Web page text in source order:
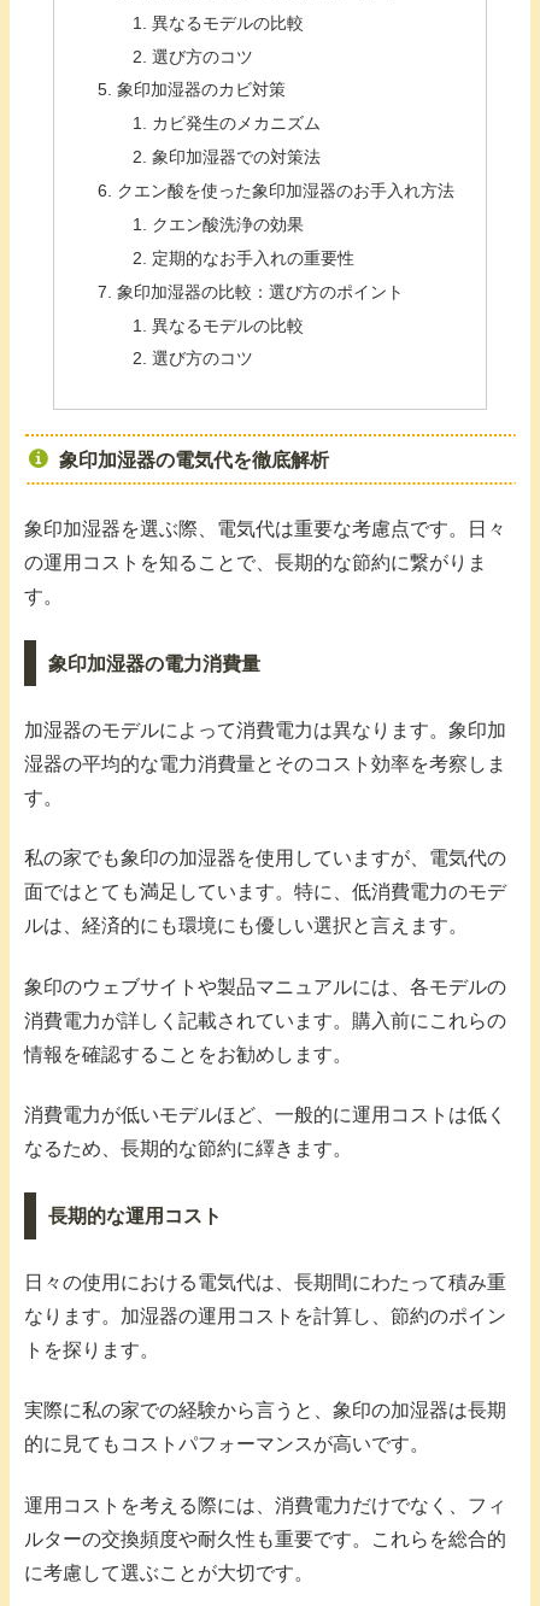
異なるモデルの比較
選び方のコツ
象印加湿器のカビ対策
カビ発生のメカニズム
象印加湿器での対策法
クエン酸を使った象印加湿器のお手入れ方法
クエン酸洗浄の効果
定期的なお手入れの重要性
象印加湿器の比較：選び方のポイント
異なるモデルの比較
選び方のコツ
象印加湿器の電気代を徹底解析
象印加湿器を選ぶ際、電気代は重要な考慮点です。日々
の運用コストを知ることで、長期的な節約に繋がりま
す。
象印加湿器の電力消費量
加湿器のモデルによって消費電力は異なります。象印加
湿器の平均的な電力消費量とそのコスト効率を考察しま
す。
私の家でも象印の加湿器を使用していますが、電気代の
面ではとても満足しています。特に、低消費電力のモデ
ルは、経済的にも環境にも優しい選択と言えます。
象印のウェブサイトや製品マニュアルには、各モデルの
消費電力が詳しく記載されています。購入前にこれらの
情報を確認することをお勧めします。
消費電力が低いモデルほど、一般的に運用コストは低く
なるため、長期的な節約に繹きます。
長期的な運用コスト
日々の使用における電気代は、長期間にわたって積み重
なります。加湿器の運用コストを計算し、節約のポイン
トを探ります。
実際に私の家での経験から言うと、象印の加湿器は長期
的に見てもコストパフォーマンスが高いです。
運用コストを考える際には、消費電力だけでなく、フィ
ルターの交換頻度や耐久性も重要です。これらを総合的
に考慮して選ぶことが大切です。